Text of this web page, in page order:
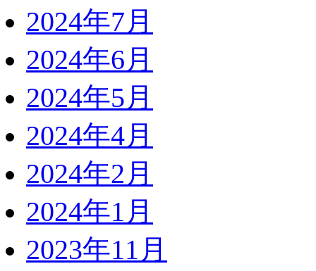
2024年7月
2024年6月
2024年5月
2024年4月
2024年2月
2024年1月
2023年11月